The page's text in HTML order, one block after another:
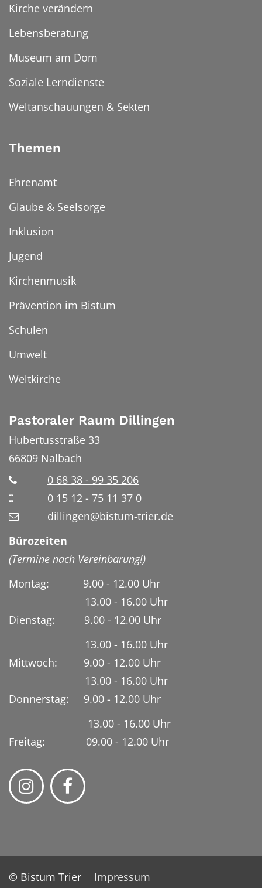
Kirche verändern
Lebensberatung
Museum am Dom
Soziale Lerndienste
Weltanschauungen & Sekten
Themen
Ehrenamt
Glaube & Seelsorge
Inklusion
Jugend
Kirchenmusik
Prävention im Bistum
Schulen
Umwelt
Weltkirche
Pastoraler Raum Dillingen
Hubertusstraße 33
66809 Nalbach
0 68 38 - 99 35 206
0 15 12 - 75 11 37 0
dillingen@bistum-trier.de
Bürozeiten
(Termine nach Vereinbarung!)
Montag: 9.00 - 12.00 Uhr
13.00 - 16.00 Uhr
Dienstag:
9.00 - 12.00 Uhr
13.00 - 16.00 Uhr
Mittwoch: 9.00 - 12.00 Uhr
13.00 - 16.00 Uhr
Donnerstag: 9.00 - 12.00 Uhr
13.00 - 16.00 Uhr
Freitag: 09.00 - 12.00 Uhr
© Bistum Trier
Impressum